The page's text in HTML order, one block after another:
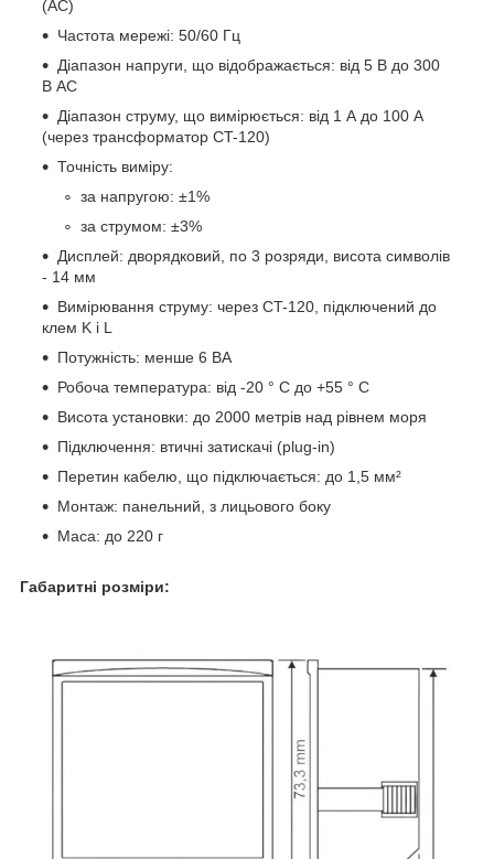
(AC)
Частота мережі: 50/60 Гц
Діапазон напруги, що відображається: від 5 В до 300
В AC
Діапазон струму, що вимірюється: від 1 А до 100 А
(через трансформатор CT-120)
Точність виміру:
за напругою: ±1%
за струмом: ±3%
Дисплей: дворядковий, по 3 розряди, висота символів
- 14 мм
Вимірювання струму: через CT-120, підключений до
клем K і L
Потужність: менше 6 ВА
Робоча температура: від -20 ° C до +55 ° C
Висота установки: до 2000 метрів над рівнем моря
Підключення: втичні затискачі (plug-in)
Перетин кабелю, що підключається: до 1,5 мм²
Монтаж: панельний, з лицьового боку
Маса: до 220 г
Габаритні розміри: